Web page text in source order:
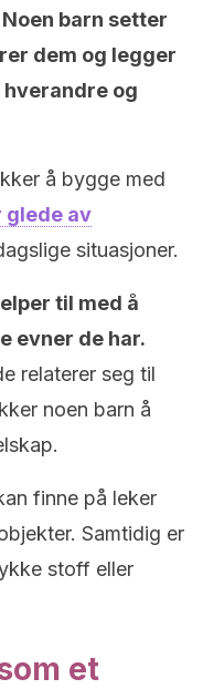
Noen barn setter
dem og legger
og
å bygge med
glede av
situasjoner.
til med å
evner de har.
relaterer seg til
noen barn å
finne på leker
Samtidig er
stoff eller
et